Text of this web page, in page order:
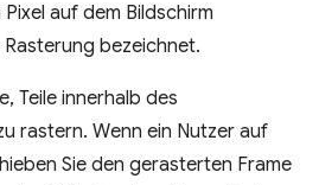
auf dem Bildschirm
bezeichnet.
Teile innerhalb des
rastern. Wenn ein Nutzer auf
Sie den gerasterten Frame